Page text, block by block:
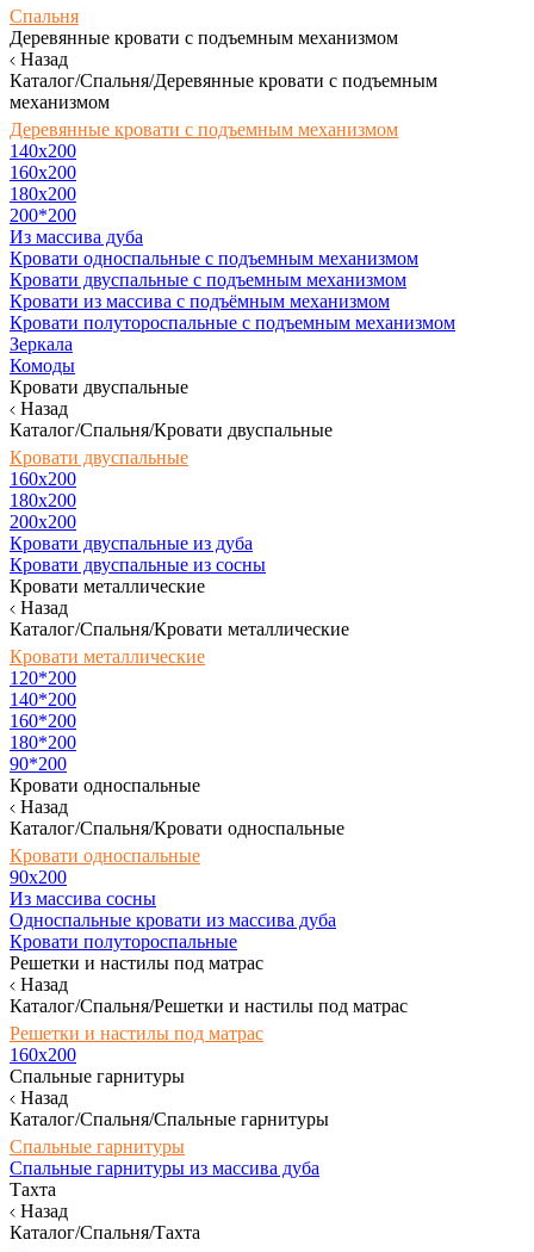
Спальня
Деревянные кровати с подъемным механизмом
Назад
Каталог/Спальня/Деревянные кровати с подъемным
механизмом
Деревянные кровати с подъемным механизмом
140x200
160х200
180х200
200*200
Из массива дуба
Кровати односпальные с подъемным механизмом
Кровати двуспальные с подъемным механизмом
Кровати из массива с подъёмным механизмом
Кровати полутороспальные с подъемным механизмом
Зеркала
Комоды
Кровати двуспальные
Назад
Каталог/Спальня/Кровати двуспальные
Кровати двуспальные
160х200
180x200
200x200
Кровати двуспальные из дуба
Кровати двуспальные из сосны
Кровати металлические
Назад
Каталог/Спальня/Кровати металлические
Кровати металлические
120*200
140*200
160*200
180*200
90*200
Кровати односпальные
Назад
Каталог/Спальня/Кровати односпальные
Кровати односпальные
90х200
Из массива сосны
Односпальные кровати из массива дуба
Кровати полутороспальные
Решетки и настилы под матрас
Назад
Каталог/Спальня/Решетки и настилы под матрас
Решетки и настилы под матрас
160х200
Спальные гарнитуры
Назад
Каталог/Спальня/Спальные гарнитуры
Спальные гарнитуры
Спальные гарнитуры из массива дуба
Тахта
Назад
Каталог/Спальня/Тахта